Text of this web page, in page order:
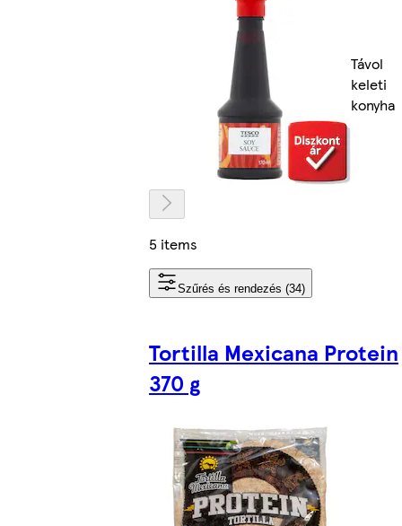
Távol
keleti
konyha
5 items
Szűrés és rendezés (34)
Tortilla Mexicana Protein
370 g